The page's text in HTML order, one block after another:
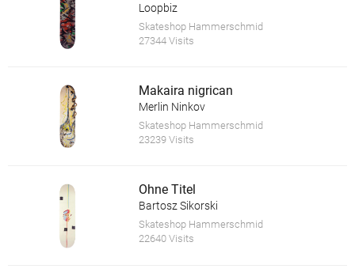
Loopbiz
Skateshop Hammerschmid
27344 Visits
Makaira nigrican
Merlin Ninkov
Skateshop Hammerschmid
23239 Visits
Ohne Titel
Bartosz Sikorski
Skateshop Hammerschmid
22640 Visits